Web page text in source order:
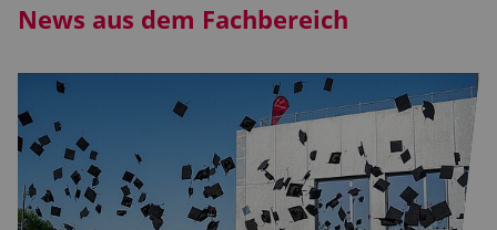
News aus dem Fachbereich